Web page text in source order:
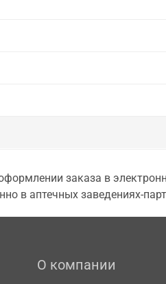
заказа в
в аптечных заведениях-
О компании